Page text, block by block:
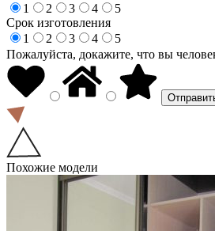
1
2 3 4
5
Срок изготовления
1
2 3 4
5
Пожалуйста, докажите, что вы
Похожие модели